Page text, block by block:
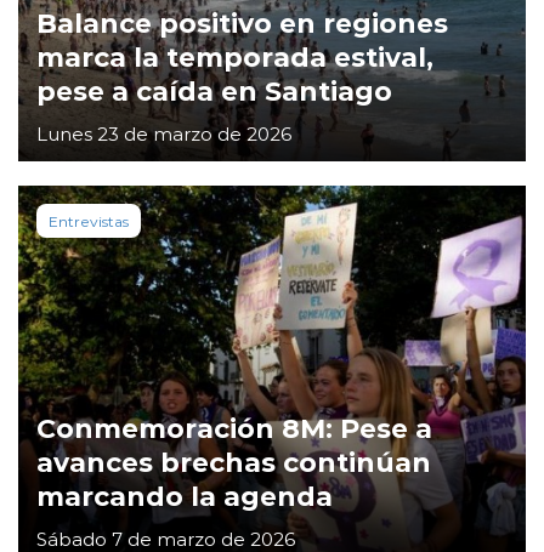
Balance positivo en regiones
marca la temporada estival,
pese a caída en Santiago
Lunes 23 de marzo de 2026
Entrevistas
Conmemoración 8M: Pese a
avances brechas continúan
marcando la agenda
Sábado 7 de marzo de 2026